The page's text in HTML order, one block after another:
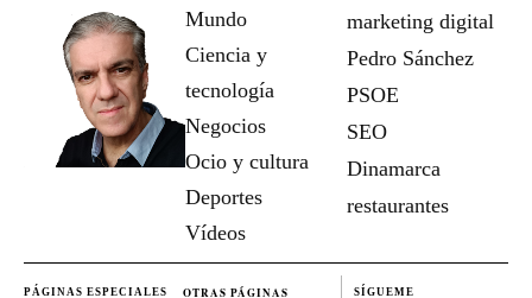
Mundo
Ciencia y
tecnología
Negocios
Ocio y cultura
Deportes
Vídeos
marketing digital
Pedro Sánchez
PSOE
SEO
Dinamarca
restaurantes
PÁGINAS ESPECIALES OTRAS PÁGINAS SÍGUEME